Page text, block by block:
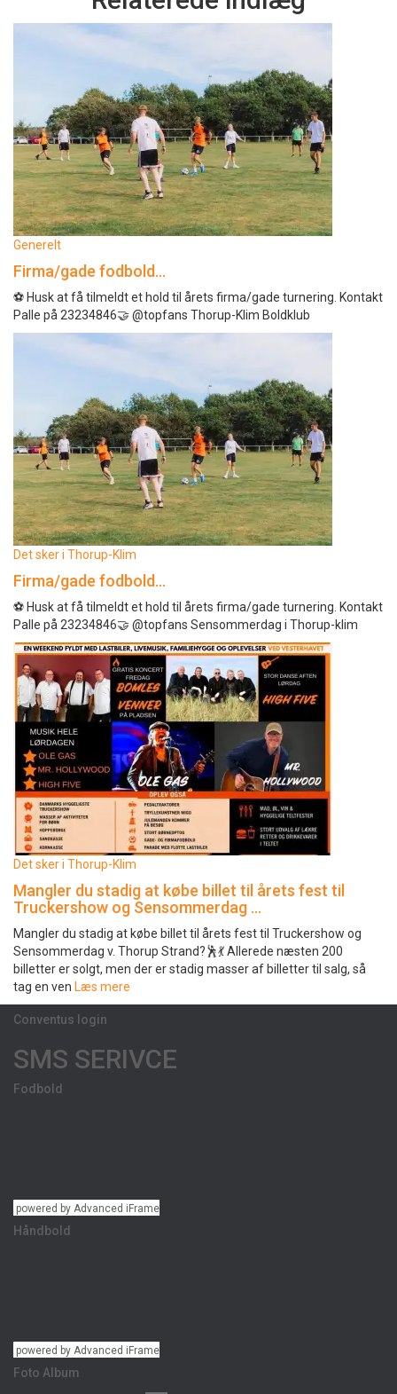
Generelt
Firma/gade fodbold…
⚽️ Husk at få tilmeldt et hold til årets firma/gade turnering. Kontakt
Palle på 23234846🤝 @topfans Thorup-Klim Boldklub
Det sker i Thorup-Klim
Firma/gade fodbold…
⚽️ Husk at få tilmeldt et hold til årets firma/gade turnering. Kontakt
Palle på 23234846🤝 @topfans Sensommerdag i Thorup-klim
Det sker i Thorup-Klim
Mangler du stadig at købe billet til årets fest til
Truckershow og Sensommerdag …
Mangler du stadig at købe billet til årets fest til Truckershow og
Sensommerdag v. Thorup Strand?🕺💃 Allerede næsten 200
billetter er solgt, men der er stadig masser af billetter til salg, så
tag en ven Læs mere
Conventus login
SMS SERIVCE
Fodbold
powered by Advanced iFrame
Håndbold
powered by Advanced iFrame
Foto Album